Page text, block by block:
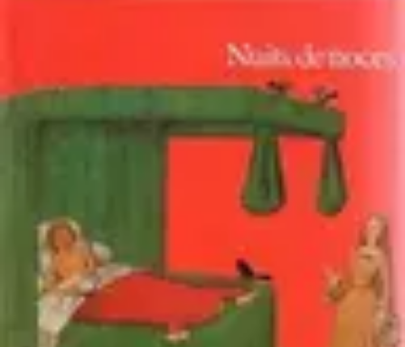
Activités et animations
Noces d'Or